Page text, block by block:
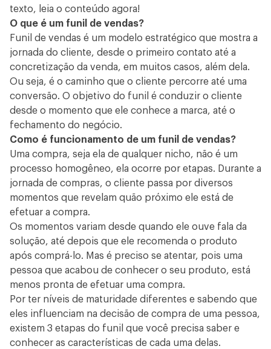
texto, leia o conteúdo agora!
O que é um funil de vendas?
Funil de vendas é um modelo estratégico que mostra a
jornada do cliente, desde o primeiro contato até a
concretização da venda, em muitos casos, além dela.
Ou seja, é o caminho que o cliente percorre até uma
conversão. O objetivo do funil é conduzir o cliente
desde o momento que ele conhece a marca, até o
fechamento do negócio.
Como é funcionamento de um funil de vendas?
Uma compra, seja ela de qualquer nicho, não é um
processo homogêneo, ela ocorre por etapas. Durante a
jornada de compras, o cliente passa por diversos
momentos que revelam quão próximo ele está de
efetuar a compra.
Os momentos variam desde quando ele ouve fala da
solução, até depois que ele recomenda o produto
após comprá-lo. Mas é preciso se atentar, pois uma
pessoa que acabou de conhecer o seu produto, está
menos pronta de efetuar uma compra.
Por ter níveis de maturidade diferentes e sabendo que
eles influenciam na decisão de compra de uma pessoa,
existem 3 etapas do funil que você precisa saber e
conhecer as características de cada uma delas.